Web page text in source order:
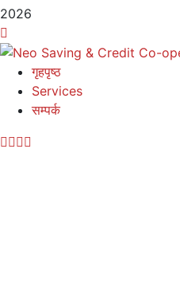
2026
गृहपृष्ठ
Services
सम्पर्क